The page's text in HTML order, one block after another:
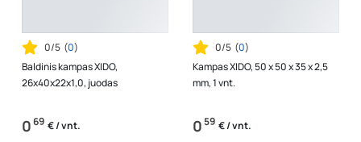
0/5 (0)
Baldinis kampas XIDO,
26x40x22x1,0, juodas
069 € / vnt.
0/5 (0)
Kampas XIDO, 50 x 50 x 35 x 2,5
mm, 1 vnt.
059 € / vnt.